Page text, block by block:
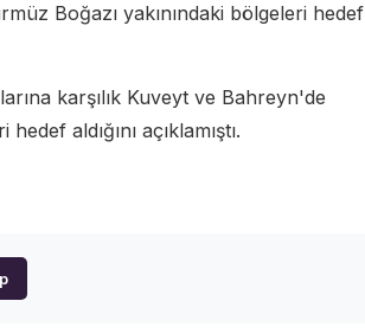
Boğazı yakınındaki bölgeleri hedef
karşılık Kuveyt ve Bahreyn'de
aldığını açıklamıştı.